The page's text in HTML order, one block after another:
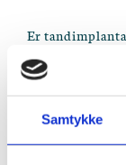
Samtykke
Er
Tandimplantater
Med denne
udforske,